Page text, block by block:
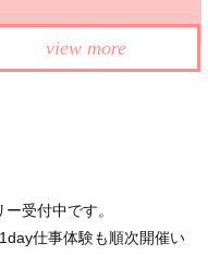
view more
受付中です。
仕事体験も順次開催い